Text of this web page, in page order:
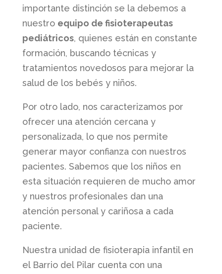
importante distinción se la debemos a
nuestro equipo de fisioterapeutas
pediátricos, quienes están en constante
formación, buscando técnicas y
tratamientos novedosos para mejorar la
salud de los bebés y niños.
Por otro lado, nos caracterizamos por
ofrecer una atención cercana y
personalizada, lo que nos permite
generar mayor confianza con nuestros
pacientes. Sabemos que los niños en
esta situación requieren de mucho amor
y nuestros profesionales dan una
atención personal y cariñosa a cada
paciente.
Nuestra unidad de fisioterapia infantil en
el Barrio del Pilar cuenta con una